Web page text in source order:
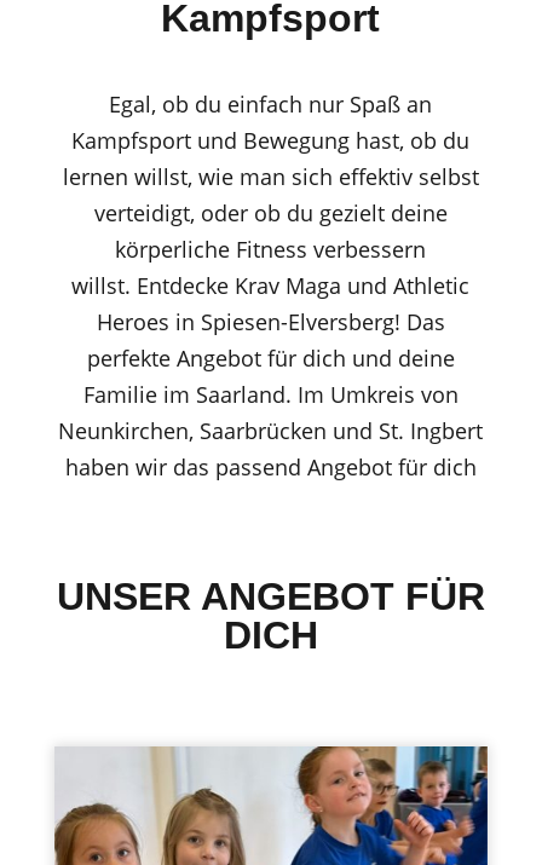
Kampfsport
Egal, ob du einfach nur Spaß an
Kampfsport und Bewegung hast, ob du
lernen willst, wie man sich effektiv selbst
verteidigt, oder ob du gezielt deine
körperliche Fitness verbessern
willst. Entdecke Krav Maga und Athletic
Heroes in Spiesen-Elversberg! Das
perfekte Angebot für dich und deine
Familie im Saarland. Im Umkreis von
Neunkirchen, Saarbrücken und St. Ingbert
haben wir das passend Angebot für dich
UNSER ANGEBOT FÜR
DICH